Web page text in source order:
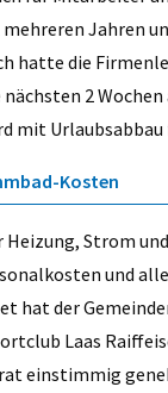
Jahren
hatte die
2
mit
Kosten
Heizung, Strom
und
hat der
Laas
einstimmig